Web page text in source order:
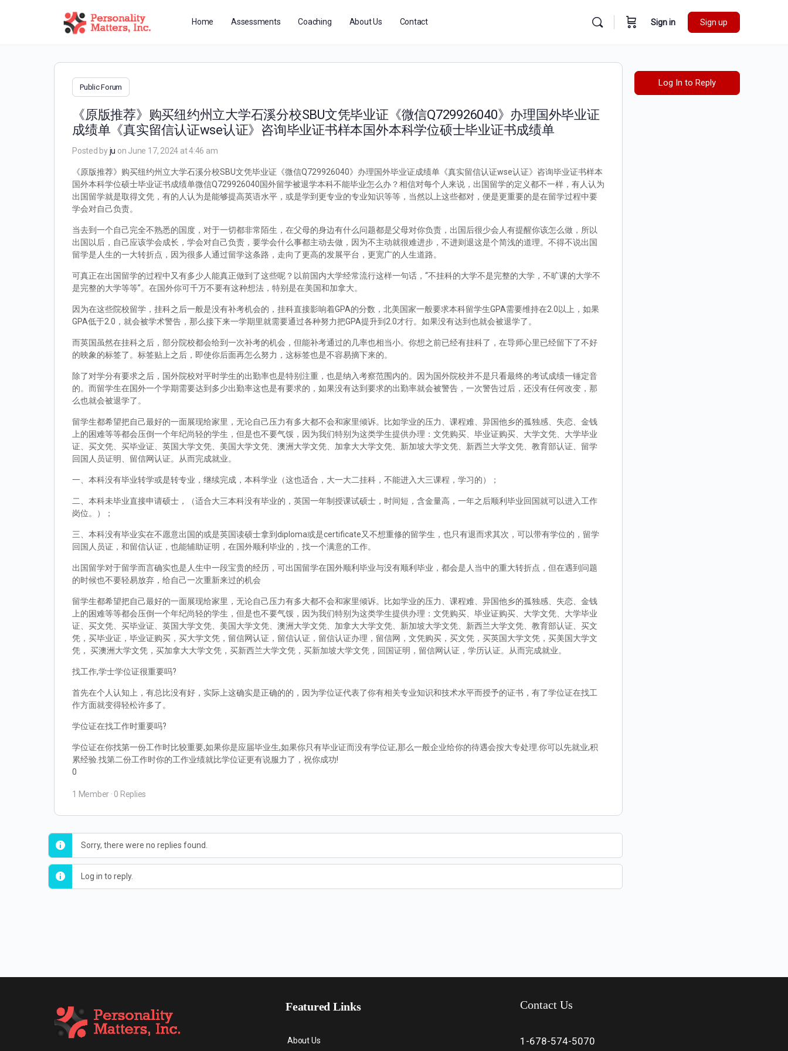
Home Assessments Coaching About Us Contact Sign in Sign up
Public Forum
《原版推荐》购买纽约州立大学石溪分校SBU文凭毕业证《微信Q729926040》办理国外毕业证
成绩单《真实留信认证wse认证》咨询毕业证书样本国外本科学位硕士毕业证书成绩单
Posted byju on June 17, 2024 at 4:46 am
《原版推荐》购买纽约州立大学石溪分校SBU文凭毕业证《微信Q729926040》办理国外毕业证成绩单《真实留信认证wse认证》咨询毕业证书样本
国外本科学位硕士毕业证书成绩单微信Q729926040国外留学被退学本科不能毕业怎么办？相信对每个人来说，出国留学的定义都不一样，有人认为
出国留学就是取得文凭，有的人认为是能够提高英语水平，或是学到更专业的专业知识等等，当然以上这些都对，便是更重要的是在留学过程中要
学会对自己负责。
当去到一个自己完全不熟悉的国度，对于一切都非常陌生，在父母的身边有什么问题都是父母对你负责，出国后很少会人有提醒你该怎么做，所以
出国以后，自己应该学会成长，学会对自己负责，要学会什么事都主动去做，因为不主动就很难进步，不进则退这是个简浅的道理。不得不说出国
留学是人生的一大转折点，因为很多人通过留学这条路，走向了更高的发展平台，更宽广的人生道路。
可真正在出国留学的过程中又有多少人能真正做到了这些呢？以前国内大学经常流行这样一句话，“不挂科的大学不是完整的大学，不旷课的大学不
是完整的大学等等”。在国外你可千万不要有这种想法，特别是在美国和加拿大。
因为在这些院校留学，挂科之后一般是没有补考机会的，挂科直接影响着GPA的分数，北美国家一般要求本科留学生GPA需要维持在2.0以上，如果
GPA低于2.0，就会被学术警告，那么接下来一学期里就需要通过各种努力把GPA提升到2.0才行。如果没有达到也就会被退学了。
而英国虽然在挂科之后，部分院校都会给到一次补考的机会，但能补考通过的几率也相当小。你想之前已经有挂科了，在导师心里已经留下了不好
的映象的标签了。标签贴上之后，即使你后面再怎么努力，这标签也是不容易摘下来的。
除了对学分有要求之后，国外院校对平时学生的出勤率也是特别注重，也是纳入考察范围内的。因为国外院校并不是只看最终的考试成绩一锤定音
的。而留学生在国外一个学期需要达到多少出勤率这也是有要求的，如果没有达到要求的出勤率就会被警告，一次警告过后，还没有任何改变，那
么也就会被退学了。
留学生都希望把自己最好的一面展现给家里，无论自己压力有多大都不会和家里倾诉。比如学业的压力、课程难、异国他乡的孤独感、失恋、金钱
上的困难等等都会压倒一个年纪尚轻的学生，但是也不要气馁，因为我们特别为这类学生提供办理：文凭购买、毕业证购买、大学文凭、大学毕业
证、买文凭、买毕业证、英国大学文凭、美国大学文凭、澳洲大学文凭、加拿大大学文凭、新加坡大学文凭、新西兰大学文凭、教育部认证、留学
回国人员证明、留信网认证。从而完成就业。
一、本科没有毕业转学或是转专业，继续完成，本科学业（这也适合，大一大二挂科，不能进入大三课程，学习的）；
二、本科未毕业直接申请硕士，（适合大三本科没有毕业的，英国一年制授课试硕士，时间短，含金量高，一年之后顺利毕业回国就可以进入工作
岗位。）；
三、本科没有毕业实在不愿意出国的或是英国读硕士拿到diploma或是certificate又不想重修的留学生，也只有退而求其次，可以带有学位的，留学
回国人员证，和留信认证，也能辅助证明，在国外顺利毕业的，找一个满意的工作。
出国留学对于留学而言确实也是人生中一段宝贵的经历，可出国留学在国外顺利毕业与没有顺利毕业，都会是人当中的重大转折点，但在遇到问题
的时候也不要轻易放弃，给自己一次重新来过的机会
留学生都希望把自己最好的一面展现给家里，无论自己压力有多大都不会和家里倾诉。比如学业的压力、课程难、异国他乡的孤独感、失恋、金钱
上的困难等等都会压倒一个年纪尚轻的学生，但是也不要气馁，因为我们特别为这类学生提供办理：文凭购买、毕业证购买、大学文凭、大学毕业
证、买文凭、买毕业证、英国大学文凭、美国大学文凭、澳洲大学文凭、加拿大大学文凭、新加坡大学文凭、新西兰大学文凭、教育部认证、买文
凭，买毕业证，毕业证购买，买大学文凭，留信网认证，留信认证，留信认证办理，留信网，文凭购买，买文凭，买英国大学文凭，买美国大学文
凭， 买澳洲大学文凭，买加拿大大学文凭，买新西兰大学文凭，买新加坡大学文凭，回国证明，留信网认证，学历认证。从而完成就业。
找工作,学士学位证很重要吗?
首先在个人认知上，有总比没有好，实际上这确实是正确的的，因为学位证代表了你有相关专业知识和技术水平而授予的证书，有了学位证在找工
作方面就变得轻松许多了。
学位证在找工作时重要吗?
学位证在你找第一份工作时比较重要,如果你是应届毕业生,如果你只有毕业证而没有学位证,那么一般企业给你的待遇会按大专处理.你可以先就业,积
累经验.找第二份工作时你的工作业绩就比学位证更有说服力了，祝你成功!
0
1 Member · 0 Replies
Sorry, there were no replies found.
Log in to reply.
Log In to Reply
Featured Links
About Us
Contact Us
1-678-574-5070